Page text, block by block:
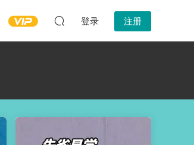
登录 注册